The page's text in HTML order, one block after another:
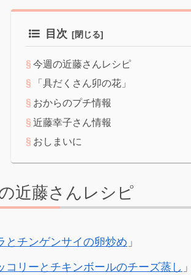
目次
今週の近藤さんレシピ
「具だくさん卯の花」
おからのプチ情報
近藤幸子さん情報
おしまいに
近藤さんレシピ
とチンゲンサイの卵炒め 」
コリーとチキンボールのチーズ蒸し